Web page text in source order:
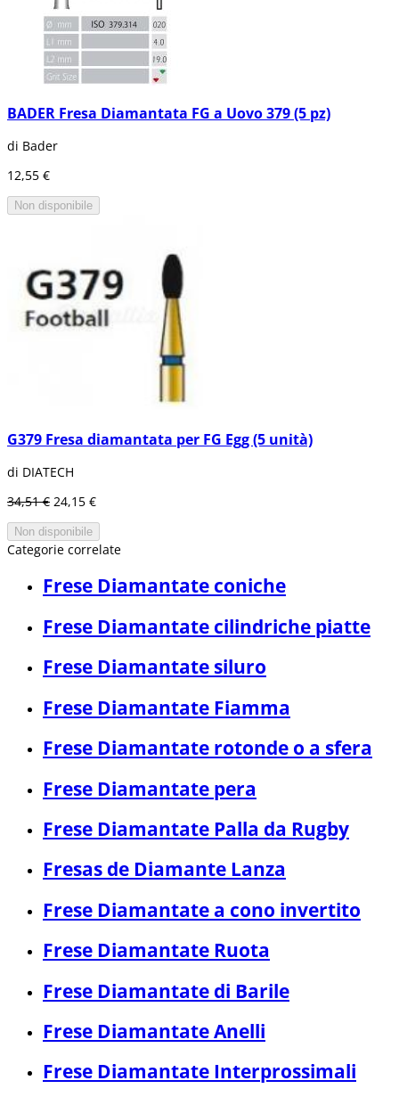
BADER Fresa Diamantata FG a Uovo 379 (5 pz)
di Bader
12,55 €
Non disponibile
G379 Fresa diamantata per FG Egg (5 unità)
di DIATECH
34,51 € 24,15 €
Non disponibile
Categorie correlate
Frese Diamantate coniche
Frese Diamantate cilindriche piatte
Frese Diamantate siluro
Frese Diamantate Fiamma
Frese Diamantate rotonde o a sfera
Frese Diamantate pera
Frese Diamantate Palla da Rugby
Fresas de Diamante Lanza
Frese Diamantate a cono invertito
Frese Diamantate Ruota
Frese Diamantate di Barile
Frese Diamantate Anelli
Frese Diamantate Interprossimali